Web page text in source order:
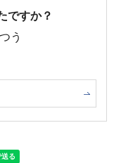
ですか？
う